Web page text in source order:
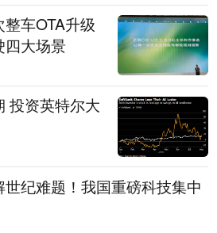
车OTA升级
四大场景
投资英特尔大
纪难题！我国重磅科技集中